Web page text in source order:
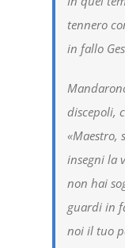
tennero
in fallo
discepoli,
«Maestro,
insegni la
non hai
guardi in
noi il tuo